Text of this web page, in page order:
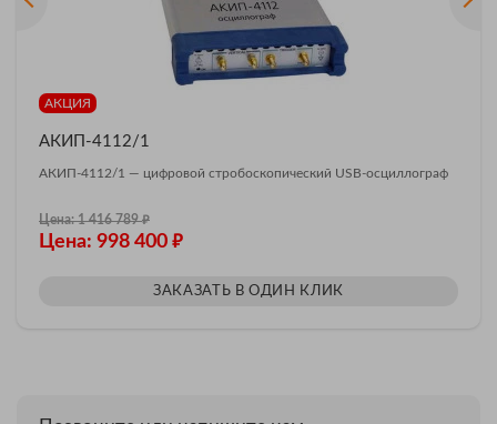
АКЦИЯ
АКИП-4112/1
АКИП-4112/1 — цифровой стробоскопический USB-осциллограф
Цена: 1 416 789₽
Цена: 998 400 ₽
ЗАКАЗАТЬ В ОДИН КЛИК